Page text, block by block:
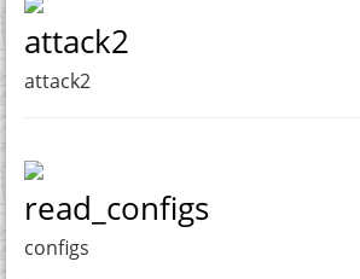
attack2
attack2
read_configs
configs